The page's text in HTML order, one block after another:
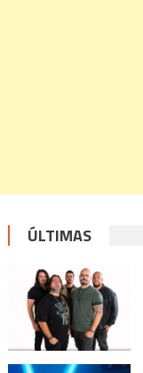
ÚLTIMAS